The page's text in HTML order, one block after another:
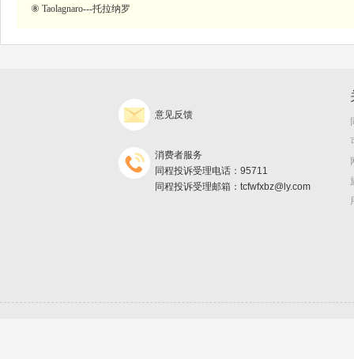
⑧ Taolagnaro---托拉纳罗
意见反馈
消费者服务
同程投诉受理电话：95711
同程投诉受理邮箱：tcfwfxbz@ly.com